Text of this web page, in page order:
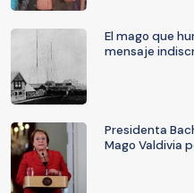
El mago que
mensaje
Presidenta
Mago Valdivia